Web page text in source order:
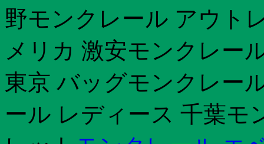
野モンクレール アウト
メリカ 激安モンクレー
東京 バッグモンクレー
ール レディース 千葉モ